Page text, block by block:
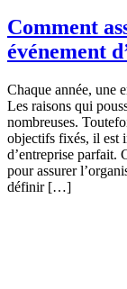
Comment
événement
Chaque année, une
Les raisons qui
nombreuses.
objectifs fixés, il est
d’entreprise parfait.
pour assurer
définir […]